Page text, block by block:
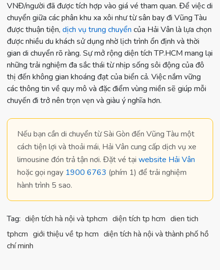
VNĐ/người đã được tích hợp vào giá vé tham quan. Để việc di
chuyển giữa các phân khu xa xôi như từ sân bay đi Vũng Tàu
được thuận tiện, dịch vụ trung chuyển của Hải Vân là lựa chọn
được nhiều du khách sử dụng nhờ lịch trình ổn định và thời
gian di chuyển rõ ràng. Sự mở rộng diện tích TP.HCM mang lại
những trải nghiệm đa sắc thái từ nhịp sống sôi động của đô
thị đến không gian khoáng đạt của biển cả. Việc nắm vững
các thông tin về quy mô và đặc điểm vùng miền sẽ giúp mỗi
chuyến đi trở nên trọn vẹn và giàu ý nghĩa hơn.
Nếu bạn cần di chuyển từ Sài Gòn đến Vũng Tàu một
cách tiện lợi và thoải mái, Hải Vân cung cấp dịch vụ xe
limousine đón trả tận nơi. Đặt vé tại website Hải Vân
hoặc gọi ngay 1900 6763 (phím 1) để trải nghiệm
hành trình 5 sao.
Tag: diện tích hà nội và tphcm diện tích tp hcm dien tich
tphcm giới thiệu về tp hcm diện tích hà nội và thành phố hồ
chí minh